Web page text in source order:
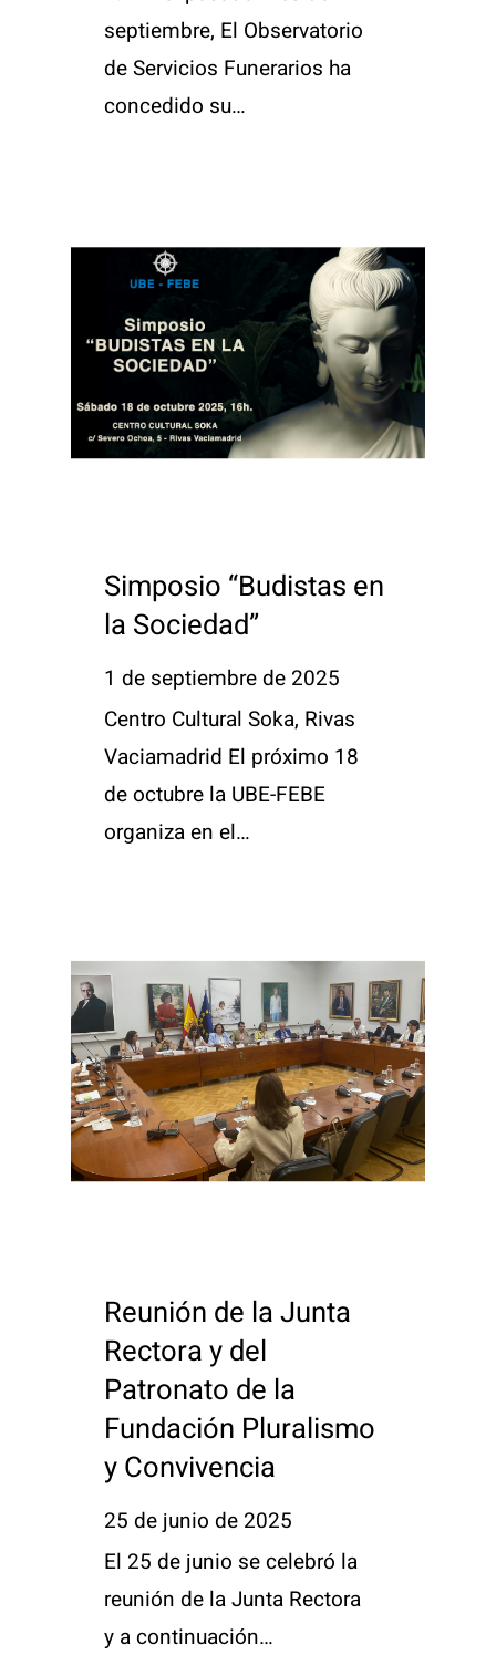
septiembre, El Observatorio
de Servicios Funerarios ha
concedido su…
Simposio “Budistas en
la Sociedad”
1 de septiembre de 2025
Centro Cultural Soka, Rivas
Vaciamadrid El próximo 18
de octubre la UBE-FEBE
organiza en el…
Reunión de la Junta
Rectora y del
Patronato de la
Fundación Pluralismo
y Convivencia
25 de junio de 2025
El 25 de junio se celebró la
reunión de la Junta Rectora
y a continuación…